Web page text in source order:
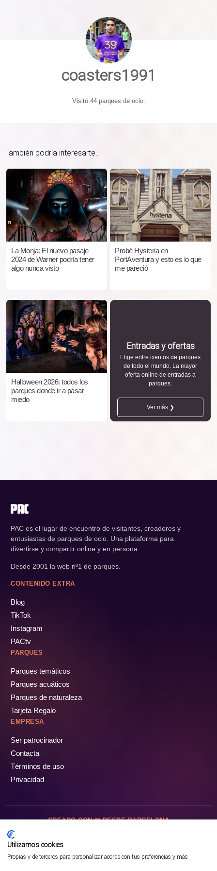
coasters1991
Visitó 44 parques de ocio.
También podría interesarte...
La Monja: El nuevo pasaje
2024 de Warner podría tener
algo nunca visto
Probé Hysteria en
PortAventura y esto es lo que
me pareció
Halloween 2026: todos los
parques donde ir a pasar
miedo
Entradas y ofertas
Elige entre cientos de parques
de todo el mundo. La mayor
oferta online de entradas a
parques.
Ver más ❯
PAC es el lugar de encuentro de visitantes, creadores y
entusiastas de parques de ocio. Una plataforma para
divertirse y compartir online y en persona.
Desde 2001 la web nº1 de parques.
CONTENIDO EXTRA
Blog
TikTok
Instagram
PACtv
PARQUES
Parques temáticos
Parques acuáticos
Parques de naturaleza
Tarjeta Regalo
EMPRESA
Ser patrocinador
Contacta
Términos de uso
Privacidad
CREADO CON DESDE BARCELONA
Utilizamos cookies
Propias y de terceros para personalizar acorde con tus preferencias y más